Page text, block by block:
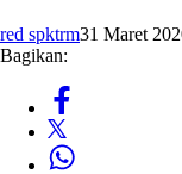
red spktrm31 Maret
Bagikan: